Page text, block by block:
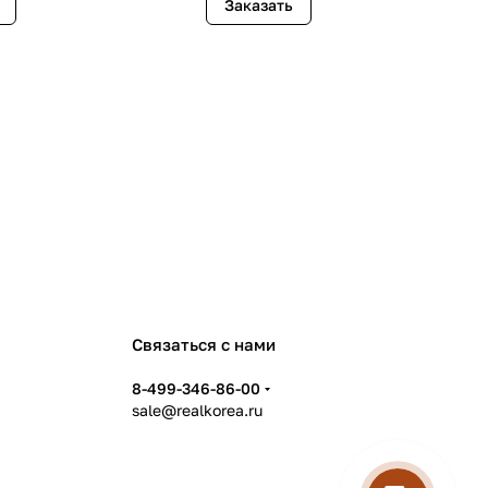
Заказать
Связаться с нами
8-499-346-86-00
sale@realkorea.ru